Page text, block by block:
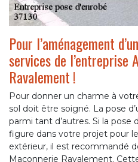
Pour l’aménagement
services de l’entreprise
Ravalement !
Pour donner un charme à
sol doit être soigné. La pose
parmi tant d’autres. Si la
figure dans votre projet pour
extérieur, il est recommandé
Maçonnerie Ravalement.